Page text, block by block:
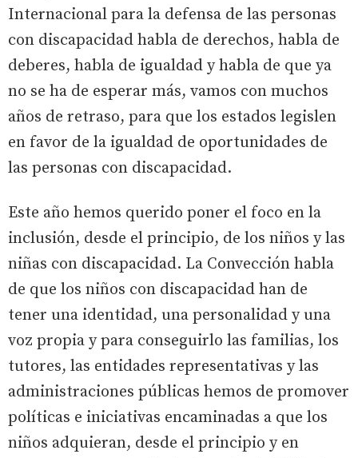
Internacional para la defensa de las personas
con discapacidad habla de derechos, habla de
deberes, habla de igualdad y habla de que ya
no se ha de esperar más, vamos con muchos
años de retraso, para que los estados legislen
en favor de la igualdad de oportunidades de
las personas con discapacidad.
Este año hemos querido poner el foco en la
inclusión, desde el principio, de los niños y las
niñas con discapacidad. La Convección habla
de que los niños con discapacidad han de
tener una identidad, una personalidad y una
voz propia y para conseguirlo las familias, los
tutores, las entidades representativas y las
administraciones públicas hemos de promover
políticas e iniciativas encaminadas a que los
niños adquieran, desde el principio y en